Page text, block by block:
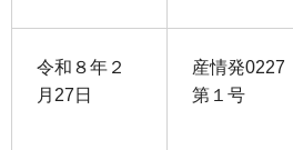
令和８年２
月27日
産情発0227
第１号